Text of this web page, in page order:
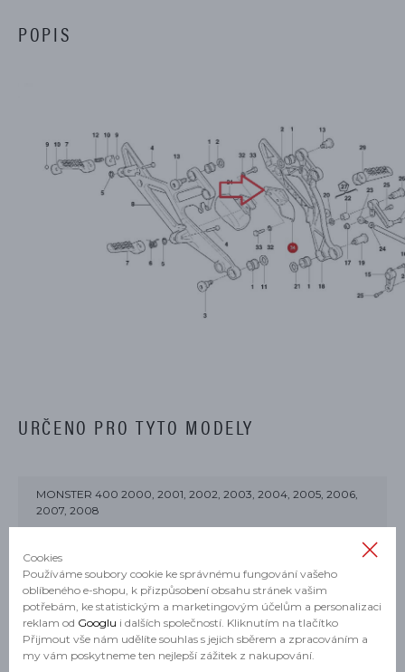
POPIS
URČENO PRO TYTO MODELY
MONSTER 400 2000, 2001, 2002, 2003, 2004, 2005, 2006,
2007, 2008
MONSTER 600 2001
MONSTER 620 2002, 2003, 2004, 2005, 2006
MONSTER 620 DARK 2005, 2006
Cookies
Používáme soubory cookie ke správnému fungování vašeho
oblíbeného e-shopu, k přizpůsobení obsahu stránek vašim
potřebám, ke statistickým a marketingovým účelům a personalizaci
reklam od Googlu i dalších společností. Kliknutím na tlačítko
Přijmout vše nám udělíte souhlas s jejich sběrem a zpracováním a
my vám poskytneme ten nejlepší zážitek z nakupování.